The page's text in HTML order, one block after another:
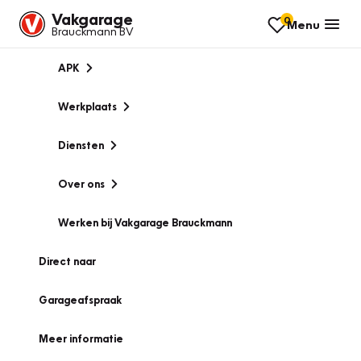
Vakgarage
Brauckmann BV
0Menu
APK
Werkplaats
Diensten
Over ons
Werken bij Vakgarage Brauckmann
Direct naar
Garageafspraak
Meer informatie